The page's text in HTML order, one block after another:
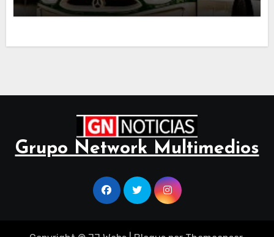
Grupo Network Multimedios